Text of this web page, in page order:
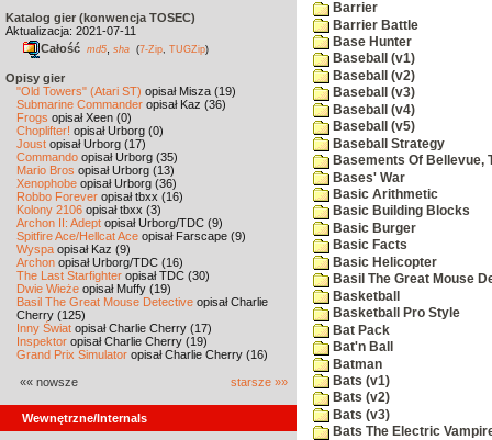
Katalog gier (konwencja TOSEC)
Aktualizacja: 2021-07-11
Całość md5 sha (7-Zip TUGZip)
Opisy gier
"Old Towers" (Atari ST) opisał Misza (19)
Submarine Commander opisał Kaz (36)
Frogs opisał Xeen (0)
Choplifter! opisał Urborg (0)
Joust opisał Urborg (17)
Commando opisał Urborg (35)
Mario Bros opisał Urborg (13)
Xenophobe opisał Urborg (36)
Robbo Forever opisał tbxx (16)
Kolony 2106 opisał tbxx (3)
Archon II: Adept opisał Urborg/TDC (9)
Spitfire Ace/Hellcat Ace opisał Farscape (9)
Wyspa opisał Kaz (9)
Archon opisał Urborg/TDC (16)
The Last Starfighter opisał TDC (30)
Dwie Wieże opisał Muffy (19)
Basil The Great Mouse Detective opisał Charlie
Cherry (125)
Inny Świat opisał Charlie Cherry (17)
Inspektor opisał Charlie Cherry (19)
Grand Prix Simulator opisał Charlie Cherry (16)
«« nowsze starsze »»
Wewnętrzne/Internals
Barrier
Barrier Battle
Base Hunter
Baseball (v1)
Baseball (v2)
Baseball (v3)
Baseball (v4)
Baseball (v5)
Baseball Strategy
Basements Of Bellevue,
Bases' War
Basic Arithmetic
Basic Building Blocks
Basic Burger
Basic Facts
Basic Helicopter
Basil The Great Mouse
Basketball
Basketball Pro Style
Bat Pack
Bat'n Ball
Batman
Bats (v1)
Bats (v2)
Bats (v3)
Bats The Electric